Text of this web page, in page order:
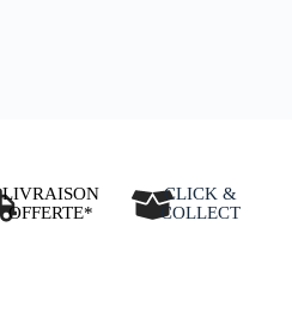
LIVRAISON
OFFERTE*
CLICK &
COLLECT